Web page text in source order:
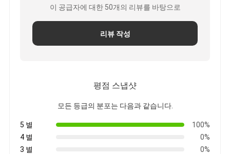
유리 섬유 접착 테이프
폴리 이미드 필름 접착 테이프
알루미늄 호일 유리 섬유
포일 배경막 테이프
이 공급자에 대한 50개의 리뷰를 바탕으로
리뷰 작성
평점 스냅샷
모든 등급의 분포는 다음과 같습니다.
5 별
100%
4 별
0%
3 별
0%